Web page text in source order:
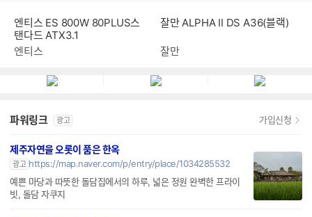
엔티스 ES 800W 80PLUS스
탠다드 ATX3.1
엔티스
잘만 ALPHA II DS A36(블랙)
잘만
파워링크 광고 가입신청
제주자연을 오롯이 품은 한옥
광고 https://map.naver.com/p/entry/place/1034285532
예쁜 마당과 따뜻한 돌담집에서의 하루, 넓은 정원 완벽한 프라이
빗, 돌담 자쿠지